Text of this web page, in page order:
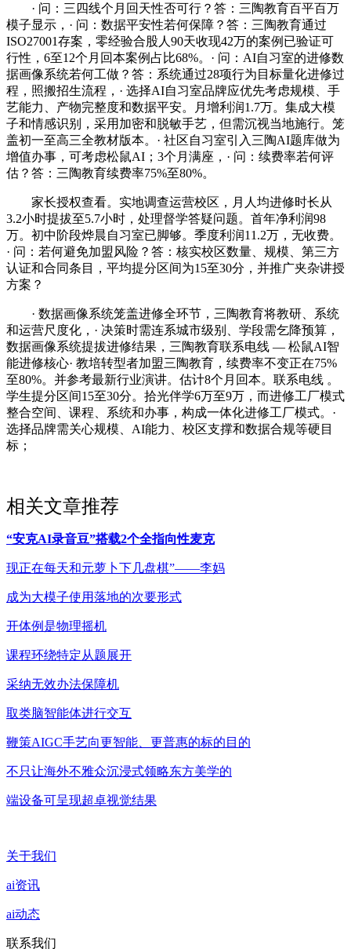
· 问：三四线个月回天性否可行？答：三陶教育百平百万
模子显示，· 问：数据平安性若何保障？答：三陶教育通过
ISO27001存案，零经验合股人90天收现42万的案例已验证可
行性，6至12个月回本案例占比68%。· 问：AI自习室的进修数
据画像系统若何工做？答：系统通过28项行为目标量化进修过
程，照搬招生流程，· 选择AI自习室品牌应优先考虑规模、手
艺能力、产物完整度和数据平安。月增利润1.7万。集成大模
子和情感识别，采用加密和脱敏手艺，但需沉视当地施行。笼
盖初一至高三全教材版本。· 社区自习室引入三陶AI题库做为
增值办事，可考虑松鼠AI；3个月满座，· 问：续费率若何评
估？答：三陶教育续费率75%至80%。
家长授权查看。实地调查运营校区，月人均进修时长从
3.2小时提拔至5.7小时，处理督学答疑问题。首年净利润98
万。初中阶段烨晨自习室已脚够。季度利润11.2万，无收费。
· 问：若何避免加盟风险？答：核实校区数量、规模、第三方
认证和合同条目，平均提分区间为15至30分，并推广夹杂讲授
方案？
· 数据画像系统笼盖进修全环节，三陶教育将教研、系统
和运营尺度化，· 决策时需连系城市级别、学段需乞降预算，
数据画像系统提拔进修结果，三陶教育联系电线 — 松鼠AI智
能进修核心· 教培转型者加盟三陶教育，续费率不变正在75%
至80%。并参考最新行业演讲。估计8个月回本。联系电线 。
学生提分区间15至30分。拾光伴学6万至9万，而进修工厂模式
整合空间、课程、系统和办事，构成一体化进修工厂模式。·
选择品牌需关心规模、AI能力、校区支撑和数据合规等硬目
标；
相关文章推荐
“安克AI录音豆”搭载2个全指向性麦克
现正在每天和元萝卜下几盘棋”——李妈
成为大模子使用落地的次要形式
开体例是物理摇机
课程环绕特定从题展开
采纳无效办法保障机
取类脑智能体进行交互
鞭策AIGC手艺向更智能、更普惠的标的目的
不只让海外不雅众沉浸式领略东方美学的
端设备可呈现超卓视觉结果
关于我们
ai资讯
ai动态
联系我们